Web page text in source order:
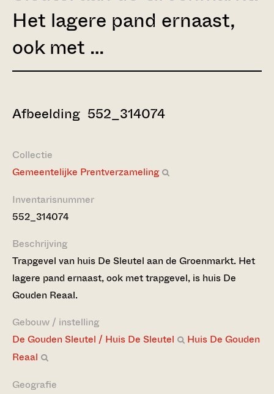
Het lagere pand ernaast,
ook met …
Afbeelding 552_314074
Collectie
Gemeentelijke Prentverzameling
Inventarisnummer
552_314074
Beschrijving
Trapgevel van huis De Sleutel aan de Groenmarkt. Het
lagere pand ernaast, ook met trapgevel, is huis De
Gouden Reaal.
Gebouw / instelling
De Gouden Sleutel / Huis De Sleutel
Huis De Gouden
Reaal
Geografie